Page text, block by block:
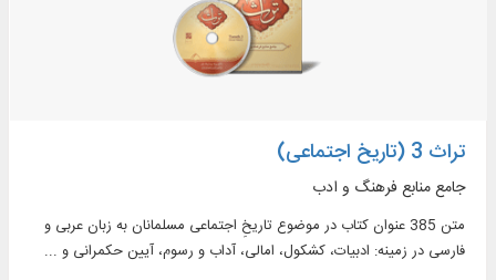
تراث 3 (تاریخ اجتماعی)
جامع منابع فرهنگ و ادب
متن 385 عنوان کتاب در موضوع تاریخِ اجتماعی مسلمانان به زبان عربی و
فارسی در زمینه: ادبیات، کشکول، امالی، آداب و رسوم، آیین حکمرانی و ...